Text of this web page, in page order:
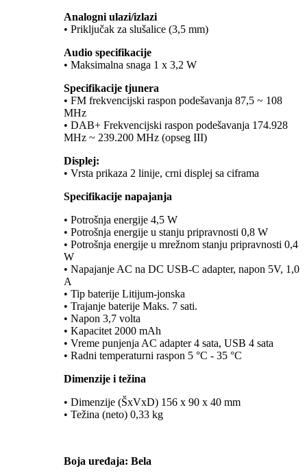
Analogni ulazi/izlazi
• Priključak za slušalice (3,5 mm)
Audio specifikacije
• Maksimalna snaga 1 x 3,2 W
Specifikacije tjunera
• FM frekvencijski raspon podešavanja 87,5 ~ 108
MHz
• DAB+ Frekvencijski raspon podešavanja 174.928
MHz ~ 239.200 MHz (opseg III)
Displej:
• Vrsta prikaza 2 linije, crni displej sa ciframa
Specifikacije napajanja
• Potrošnja energije 4,5 W
• Potrošnja energije u stanju pripravnosti 0,8 W
• Potrošnja energije u mrežnom stanju pripravnosti 0,4
W
• Napajanje AC na DC USB-C adapter, napon 5V, 1,0
A
• Tip baterije Litijum-jonska
• Trajanje baterije Maks. 7 sati.
• Napon 3,7 volta
• Kapacitet 2000 mAh
• Vreme punjenja AC adapter 4 sata, USB 4 sata
• Radni temperaturni raspon 5 °C - 35 °C
Dimenzije i težina
• Dimenzije (ŠxVxD) 156 x 90 x 40 mm
• Težina (neto) 0,33 kg
Boja uređaja: Bela